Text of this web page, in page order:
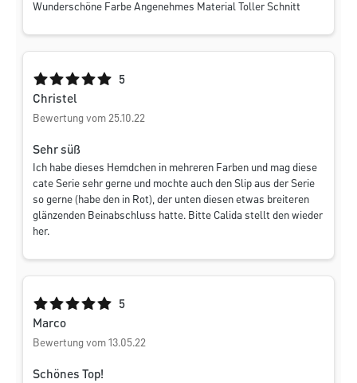
Wunderschöne Farbe Angenehmes Material Toller Schnitt
Durchschnittliche Bewertung von 5 von 5 Sternen
5
Christel
Bewertung vom 25.10.22
Sehr süß
Ich habe dieses Hemdchen in mehreren Farben und mag diese
cate Serie sehr gerne und mochte auch den Slip aus der Serie
so gerne (habe den in Rot), der unten diesen etwas breiteren
glänzenden Beinabschluss hatte. Bitte Calida stellt den wieder
her.
Durchschnittliche Bewertung von 5 von 5 Sternen
5
Marco
Bewertung vom 13.05.22
Schönes Top!